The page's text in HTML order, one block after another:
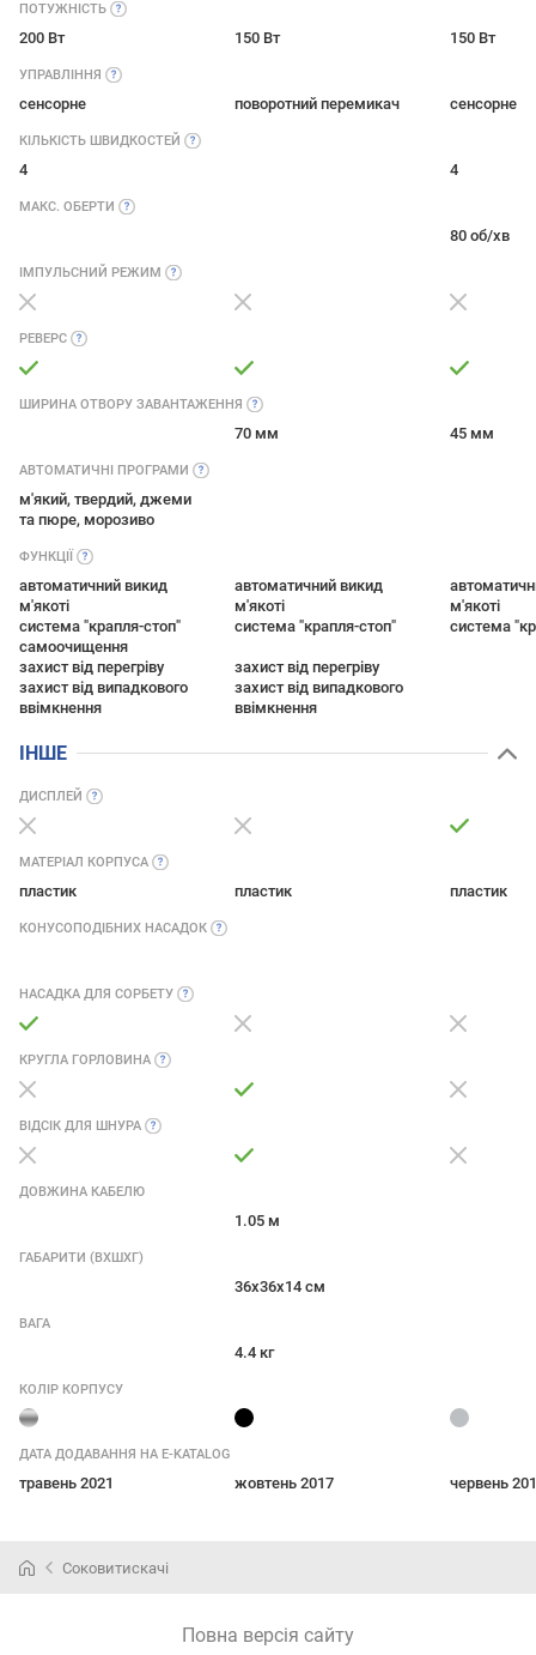
ПОТУЖНІСТЬ
200 Вт 150 Вт 150 Вт
УПРАВЛІННЯ
сенсорне поворотний перемикач сенсорне
КІЛЬКІСТЬ ШВИДКОСТЕЙ
4 4
МАКС. ОБЕРТИ
80 об/хв
ІМПУЛЬСНИЙ РЕЖИМ
РЕВЕРС
ШИРИНА ОТВОРУ ЗАВАНТАЖЕННЯ
70 мм 45 мм
АВТОМАТИЧНІ ПРОГРАМИ
м'який, твердий, джеми
та пюре, морозиво
ФУНКЦІЇ
автоматичний викид
м'якоті
система "крапля-стоп"
самоочищення
захист від перегріву
захист від випадкового
ввімкнення
автоматичний викид
м'якоті
система "крапля-стоп"
захист від перегріву
захист від випадкового
ввімкнення
м'якоті
система
ІНШЕ
ДИСПЛЕЙ
МАТЕРІАЛ КОРПУСА
пластик пластик пластик
КОНУСОПОДІБНИХ НАСАДОК
НАСАДКА ДЛЯ СОРБЕТУ
КРУГЛА ГОРЛОВИНА
ВІДСІК ДЛЯ ШНУРА
ДОВЖИНА КАБЕЛЮ
1.05 м
ГАБАРИТИ (ВXШXГ)
36x36x14 см
ВАГА
4.4 кг
КОЛІР КОРПУСУ
ДАТА ДОДАВАННЯ НА E-KATALOG
травень 2021 жовтень 2017 червень
Соковитискачі
Повна версія сайту